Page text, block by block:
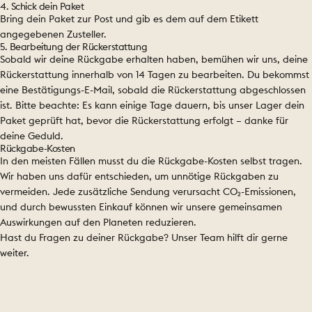
4. Schick dein Paket
Bring dein Paket zur Post und gib es dem auf dem Etikett
angegebenen Zusteller.
5. Bearbeitung der Rückerstattung
Sobald wir deine Rückgabe erhalten haben, bemühen wir uns, deine
Rückerstattung innerhalb von 14 Tagen zu bearbeiten. Du bekommst
eine Bestätigungs-E-Mail, sobald die Rückerstattung abgeschlossen
ist. Bitte beachte: Es kann einige Tage dauern, bis unser Lager dein
Paket geprüft hat, bevor die Rückerstattung erfolgt – danke für
deine Geduld.
Rückgabe-Kosten
In den meisten Fällen musst du die Rückgabe-Kosten selbst tragen.
Wir haben uns dafür entschieden, um unnötige Rückgaben zu
vermeiden. Jede zusätzliche Sendung verursacht CO₂-Emissionen,
und durch bewussten Einkauf können wir unsere gemeinsamen
Auswirkungen auf den Planeten reduzieren.
Hast du Fragen zu deiner Rückgabe? Unser Team hilft dir gerne
weiter.